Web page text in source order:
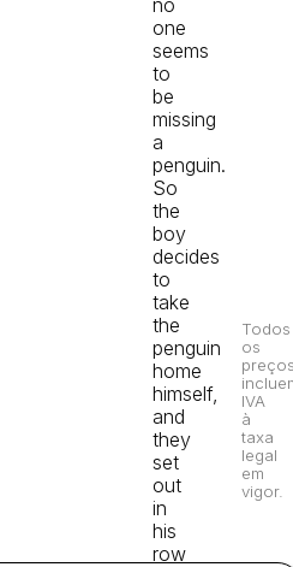
one
seems
to
be
missing
a
penguin.
So
the
boy
decides
to
take
the
penguin
home
himself,
and
they
set
out
in
his
row
Todos
os
IVA
à
taxa
legal
em
vigor.